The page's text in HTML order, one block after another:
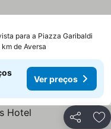
para a Piazza Garibaldi
de Aversa
Ver preços
Partilhar